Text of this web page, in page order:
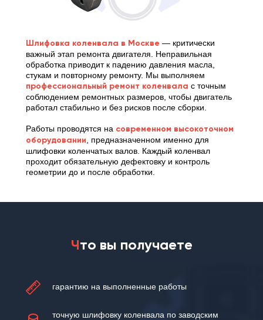
Шлифовка коленвала в Москве — критически
важный этап ремонта двигателя. Неправильная
обработка приводит к падению давления масла,
стукам и повторному ремонту. Мы выполняем
профессиональный ремонт коленвала с точным
соблюдением ремонтных размеров, чтобы двигатель
работал стабильно и без рисков после сборки.
Работы проводятся на современном высокоточном
оборудовании , предназначенном именно для
шлифовки коленчатых валов. Каждый коленвал
проходит обязательную дефектовку и контроль
геометрии до и после обработки.
гарантию на выполненные работы
точную шлифовку коленвала по заводским
Что вы получаете